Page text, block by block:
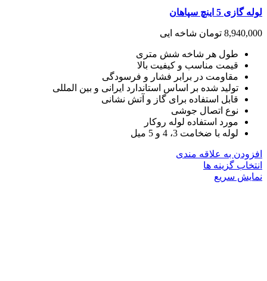
لوله گازی 5 اینچ سپاهان
8,940,000 تومان شاخه ایی
طول هر شاخه شش متری
قیمت مناسب و کیفیت بالا
مقاومت در برابر فشار و فرسودگی
تولید شده بر اساس استاندارد ایرانی و بین المللی
قابل استفاده برای گاز و آتش نشانی
نوع اتصال جوشی
مورد استفاده لوله روکار
لوله با ضخامت 3، 4 و 5 میل
افزودن به علاقه مندی
انتخاب گزینه ها
نمایش سریع